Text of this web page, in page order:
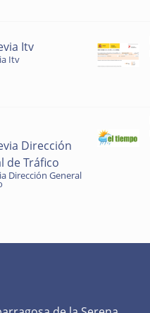
Itv
Itv
Dirección
de Tráfico
Dirección General